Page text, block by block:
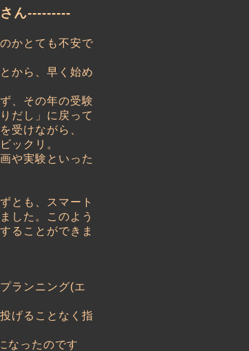
ん---------
かとても不安で
から、早く始め
、その年の受験
だし」に戻って
受けながら、
ックリ。
や実験といった
とも、スマート
した。このよう
ることができま
ランニング(エ
げることなく指
なったのです